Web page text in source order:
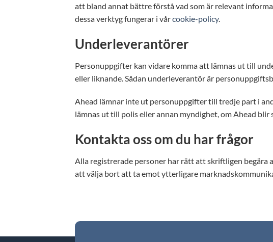
att bland annat bättre förstå vad som är relevant
dessa verktyg fungerar i vårcookie-policy.
Underleverantörer
Personuppgifter kan vidare komma att lämnas ut till
eller liknande. Sådan underleverantör är
Ahead lämnar inte ut personuppgifter till tredje part i
lämnas ut till polis eller annan myndighet, om Ahead
Kontakta oss om du har frågor
Alla registrerade personer har rätt att skriftligen begära
att välja bort att ta emot ytterligare